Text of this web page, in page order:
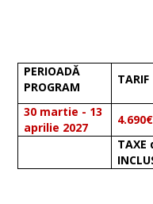
PERIOADĂ
PROGRAM
TARIF
30 martie - 13
aprilie 2027
TAXE